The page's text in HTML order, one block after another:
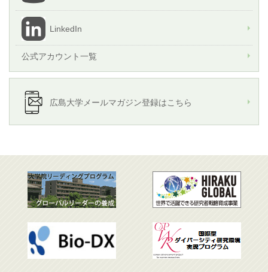
LinkedIn
公式アカウント一覧
広島大学メールマガジン登録はこちら